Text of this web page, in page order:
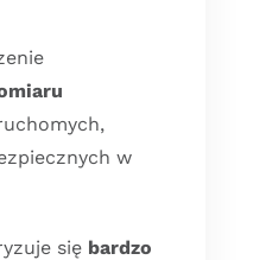
w
się bardzo